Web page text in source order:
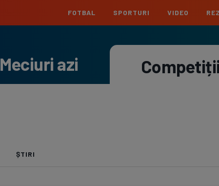
FOTBAL
Clasament
Liga 2
Echipe
SPORTURI VIDEO
Meciuri azi
ȘTIRI